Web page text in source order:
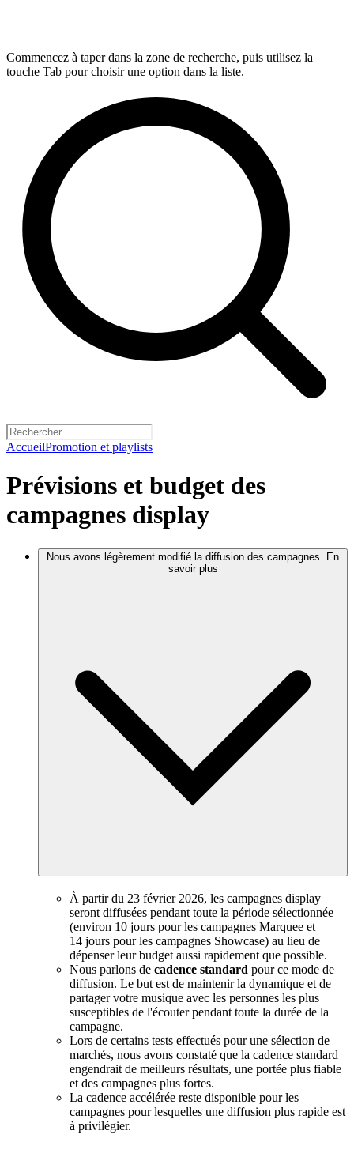
Commencez à taper dans la zone de recherche, puis utilisez la
touche Tab pour choisir une option dans la liste.
AccueilPromotion et playlists
Prévisions et budget des
campagnes display
Nous avons légèrement modifié la diffusion des campagnes. En
savoir plus
À partir du 23 février 2026, les campagnes display
seront diffusées pendant toute la période sélectionnée
(environ 10 jours pour les campagnes Marquee et
14 jours pour les campagnes Showcase) au lieu de
dépenser leur budget aussi rapidement que possible.
Nous parlons de cadence standard pour ce mode de
diffusion. Le but est de maintenir la dynamique et de
partager votre musique avec les personnes les plus
susceptibles de l'écouter pendant toute la durée de la
campagne.
Lors de certains tests effectués pour une sélection de
marchés, nous avons constaté que la cadence standard
engendrait de meilleurs résultats, une portée plus fiable
et des campagnes plus fortes.
La cadence accélérée reste disponible pour les
campagnes pour lesquelles une diffusion plus rapide est
à privilégier.